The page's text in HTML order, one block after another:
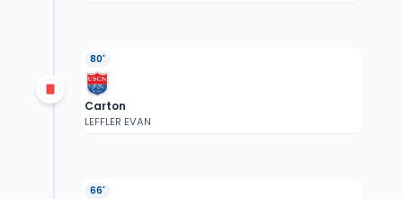
80'
Carton
LEFFLER EVAN
66'